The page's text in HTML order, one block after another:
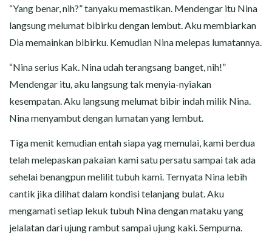
“Yang benar, nih?” tanyaku memastikan. Mendengar itu Nina
langsung melumat bibirku dengan lembut. Aku membiarkan
Dia memainkan bibirku. Kemudian Nina melepas lumatannya.
“Nina serius Kak. Nina udah terangsang banget, nih!”
Mendengar itu, aku langsung tak menyia-nyiakan
kesempatan. Aku langsung melumat bibir indah milik Nina.
Nina menyambut dengan lumatan yang lembut.
Tiga menit kemudian entah siapa yag memulai, kami berdua
telah melepaskan pakaian kami satu persatu sampai tak ada
sehelai benangpun melilit tubuh kami. Ternyata Nina lebih
cantik jika dilihat dalam kondisi telanjang bulat. Aku
mengamati setiap lekuk tubuh Nina dengan mataku yang
jelalatan dari ujung rambut sampai ujung kaki. Sempurna.